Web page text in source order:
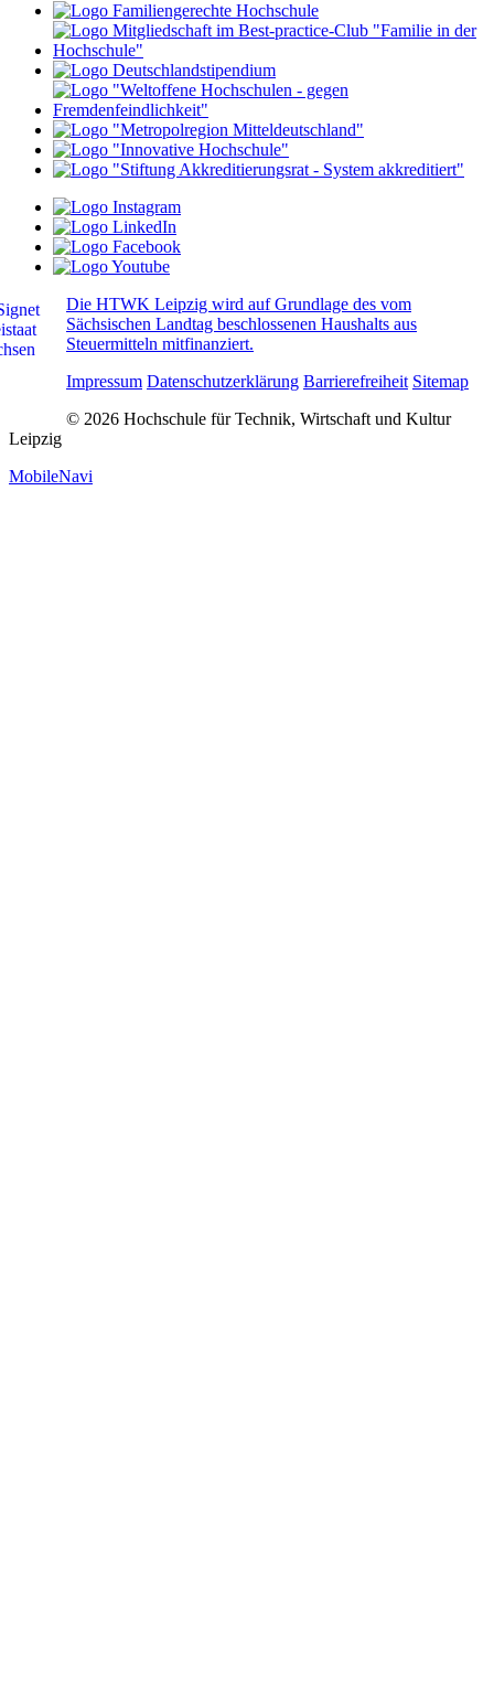
Die HTWK Leipzig wird auf Grundlage des vom
Sächsischen Landtag beschlossenen Haushalts aus
Steuermitteln mitfinanziert.
Impressum Datenschutzerklärung Barrierefreiheit Sitemap
© 2026 Hochschule für Technik, Wirtschaft und Kultur
Leipzig
MobileNavi